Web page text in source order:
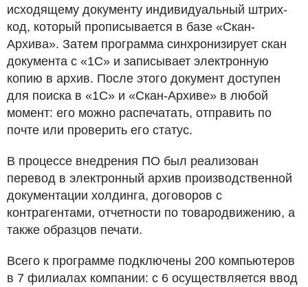
исходящему документу индивидуальный штрих-
код, который прописывается в базе «Скан-
Архива». Затем программа синхронизирует скан
документа с «1С» и записывает электронную
копию в архив. После этого документ доступен
для поиска в «1С» и «Скан-Архиве» в любой
момент: его можно распечатать, отправить по
почте или проверить его статус.
В процессе внедрения ПО был реализован
перевод в электронный архив производственной
документации холдинга, договоров с
контрагентами, отчетности по товародвижению, а
также образцов печати.
Всего к программе подключены 200 компьютеров
в 7 филиалах компании: с 6 осуществляется ввод